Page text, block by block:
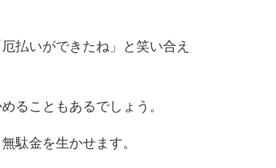
払いができたね」と笑い合え
ることもあるでしょう。
駄金を生かせます。